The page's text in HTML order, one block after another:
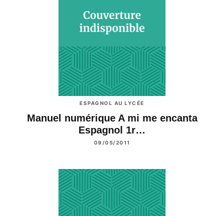
ESPAGNOL AU LYCÉE
Manuel numérique A mi me encanta
Espagnol 1r…
09/05/2011